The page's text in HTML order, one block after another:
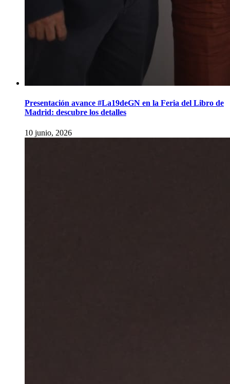
Presentación avance #La19deGN en la Feria del Libro de
Madrid: descubre los detalles
10 junio, 2026